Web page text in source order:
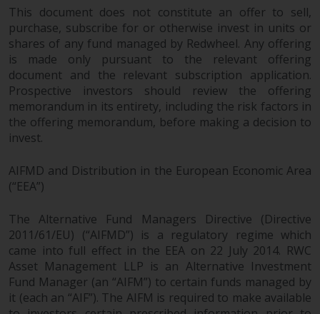
in vollem Umfang in Kraft und
wirksam.
Copyright
Kein Teil dieser Website darf
Genehmigung von Redwheel in
irgendeiner Weise reproduziert
This document does not constitute an offer to sell,
purchase, subscribe for or otherwise invest in units or
shares of any fund managed by Redwheel. Any offering
is made only pursuant to the relevant offering
document and the relevant subscription application.
Prospective investors should review the offering
memorandum in its entirety, including the risk factors in
the offering memorandum, before making a decision to
invest.
AIFMD and Distribution in the European Economic Area
(“EEA”)
The Alternative Fund Managers Directive (Directive
2011/61/EU) (“AIFMD”) is a regulatory regime which
came into full effect in the EEA on 22 July 2014. RWC
Asset Management LLP is an Alternative Investment
Fund Manager (an “AIFM”) to certain funds managed by
it (each an “AIF”). The AIFM is required to make available